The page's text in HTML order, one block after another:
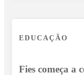
EDUCAÇÃO
Fies começa a